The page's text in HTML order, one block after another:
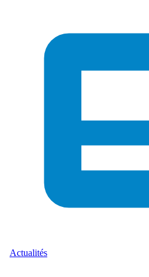
Actualités